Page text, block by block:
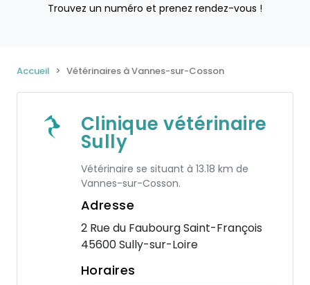
Trouvez un numéro et prenez rendez-vous !
Accueil Vétérinaires à Vannes-sur-Cosson
Clinique vétérinaire
Sully
Vétérinaire se situant à 13.18 km de
Vannes-sur-Cosson.
Adresse
2 Rue du Faubourg Saint-François
45600 Sully-sur-Loire
Horaires